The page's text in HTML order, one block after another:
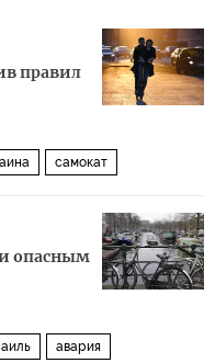
правил
самокат
опасным
авария